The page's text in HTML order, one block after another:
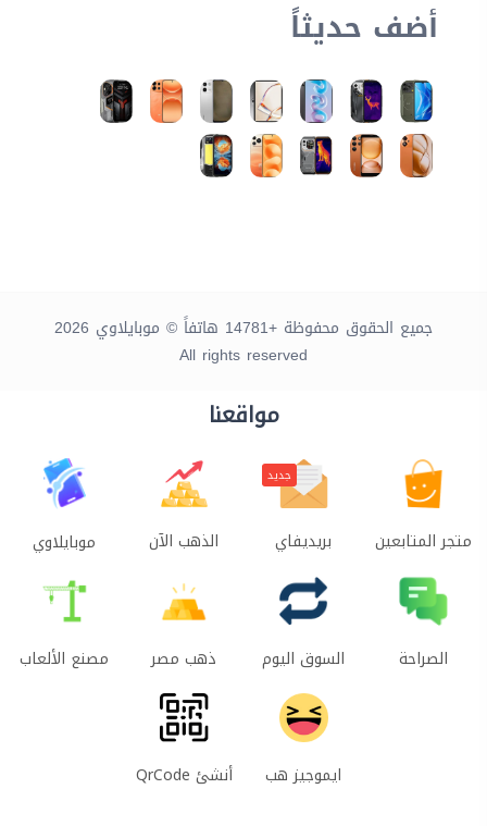
أضف حديثاً
جميع الحقوق محفوظة +14781 هاتفاً © موبايلاوي 2026
All rights reserved